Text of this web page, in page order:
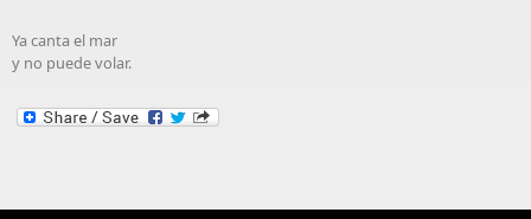
Ya canta el mar
y no puede volar.